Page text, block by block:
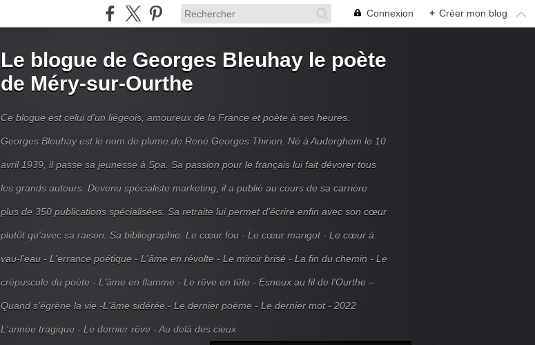
Connexion + Créer mon blog
Le blogue de Georges Bleuhay le poète
de Méry-sur-Ourthe
Ce blogue est celui d'un liégeois, amoureux de la France et poète à ses heures.
Georges Bleuhay est le nom de plume de René Georges Thirion. Né à Auderghem le 10
avril 1939, il passe sa jeunesse à Spa. Sa passion pour le français lui fait dévorer tous
les grands auteurs. Devenu spécialiste marketing, il a publié au cours de sa carrière
plus de 350 publications spécialisées. Sa retraite lui permet d’écrire enfin avec son cœur
plutôt qu'avec sa raison. Sa bibliographie: Le cœur fou - Le cœur marigot - Le cœur à
vau-l'eau - L'errance poétique - L'âme en révolte - Le miroir brisé - La fin du chemin - Le
crépuscule du poète - L'âme en flamme - Le rêve en tête - Esneux au fil de l'Ourthe –
Quand s’égrène la vie -L'âme sidérée.- Le dernier poème - Le dernier mot - 2022
L'année tragique - Le dernier rêve - Au delà des cieux